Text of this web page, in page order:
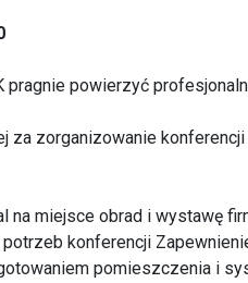
pragnie powierzyć
za zorganizowanie
na miejsce obrad i wystawę
konferencji
pomieszczenia i